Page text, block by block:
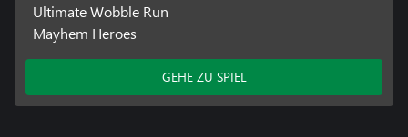
Ultimate Wobble Run
Mayhem Heroes
GEHE ZU SPIEL